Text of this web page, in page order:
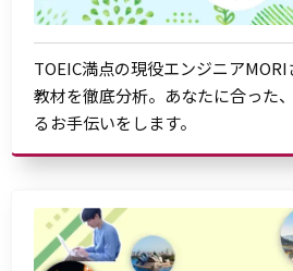
TOEIC満点の現役エンジニア
教材を徹底分析。あなたに合った
るお手伝いをします。